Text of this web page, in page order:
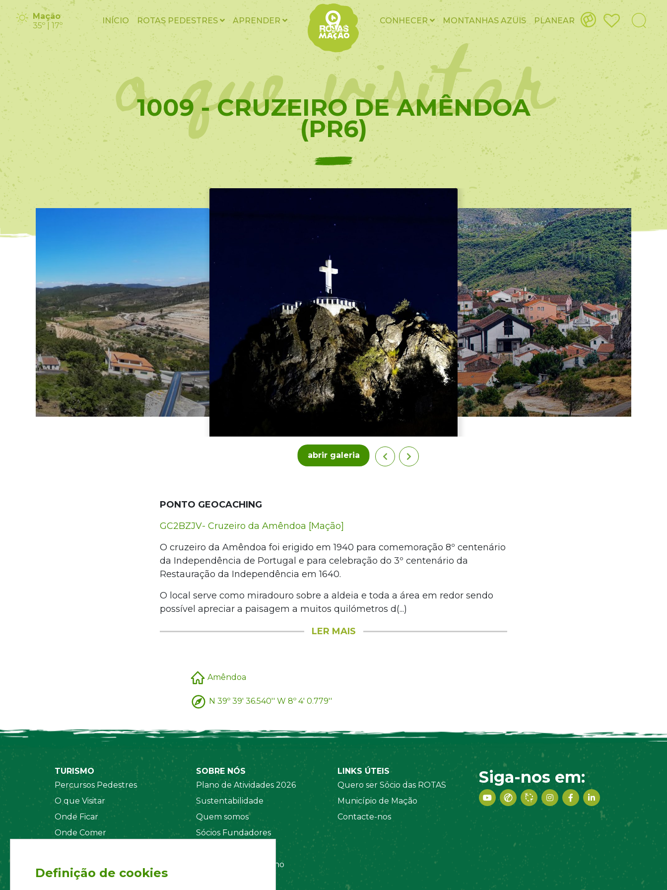
Mação
35º | 17º
INÍCIO ROTAS PEDESTRES APRENDER CONHECER MONTANHAS AZUIS PLANEAR
o que visitar
1009 - CRUZEIRO DE AMÊNDOA
(PR6)
abrir galeria
PONTO GEOCACHING
GC2BZJV- Cruzeiro da Amêndoa [Mação]
O cruzeiro da Amêndoa foi erigido em 1940 para comemoração 8º centenário
da Independência de Portugal e para celebração do 3º centenário da
Restauração da Independência em 1640.
O local serve como miradouro sobre a aldeia e toda a área em redor sendo
possível apreciar a paisagem a muitos quilómetros d(...)
LER MAIS
Amêndoa
N 39º 39' 36.540'' W 8º 4' 0.779''
TURISMO
Percursos Pedestres
O que Visitar
Onde Ficar
Onde Comer
SOBRE NÓS
Plano de Atividades 2026
Sustentabilidade
Quem somos
Sócios Fundadores
Regulamento Interno
LINKS ÚTEIS
Quero ser Sócio das ROTAS
Município de Mação
Contacte-nos
Siga-nos em:
Definição de cookies